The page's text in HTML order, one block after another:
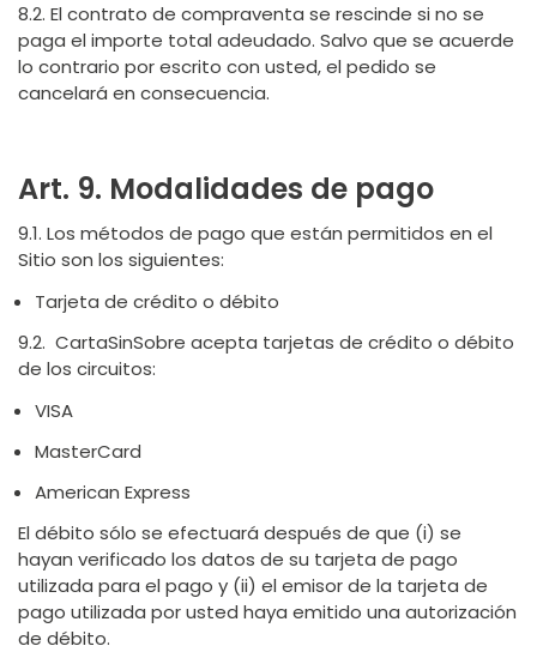
8.2. El contrato de compraventa se rescinde si no se
paga el importe total adeudado. Salvo que se acuerde
lo contrario por escrito con usted, el pedido se
cancelará en consecuencia.
Art. 9. Modalidades de pago
9.1. Los métodos de pago que están permitidos en el
Sitio son los siguientes:
Tarjeta de crédito o débito
9.2. CartaSinSobre acepta tarjetas de crédito o débito
de los circuitos:
VISA
MasterCard
American Express
El débito sólo se efectuará después de que (i) se
hayan verificado los datos de su tarjeta de pago
utilizada para el pago y (ii) el emisor de la tarjeta de
pago utilizada por usted haya emitido una autorización
de débito.